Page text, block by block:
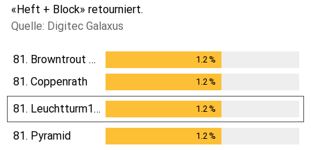
«Heft + Block» retourniert.
Quelle: Digitec Galaxus
81. Browntrout Verlag 1.2 %
81. Coppenrath 1.2 %
81. Leuchtturm1917 1.2 %
81. Pyramid 1.2 %